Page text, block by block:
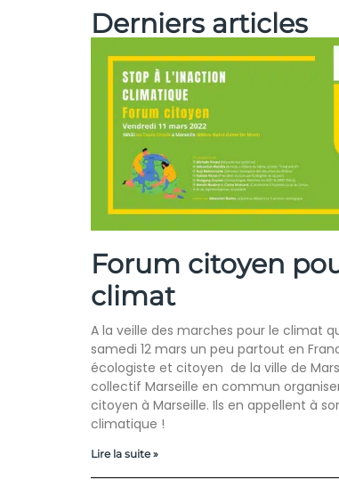
Derniers articles
Forum citoyen
climat
A la veille des marches pour le climat
samedi 12 mars un peu partout en
écologiste et citoyen de la ville de
collectif Marseille en commun
citoyen à Marseille. Ils en appellent à
climatique !
Lire la suite »